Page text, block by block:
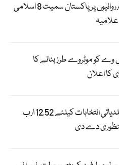
غزہ میں اسرائیلی کارروائیوں پر پاکستان سمیت 8 اسلامی
وے کو موٹروے طرز بنانے کا
کا اعلان
پنجاب حکومت نے بلدیاتی انتخابات کیلئے 12.52 ارب
دے دی